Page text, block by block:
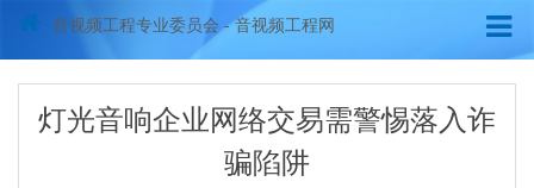
音视频工程专业委员会 - 音视频工程网
灯光音响企业网络交易需警惕落入诈
骗陷阱